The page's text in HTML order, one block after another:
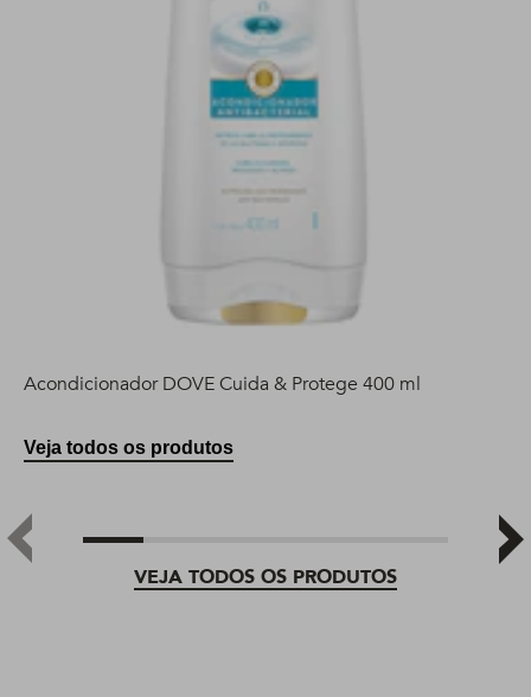
VEJA TODOS OS PRODUTOS
Acondicionador DOVE Cuida & Protege 400 ml
Veja todos os produtos